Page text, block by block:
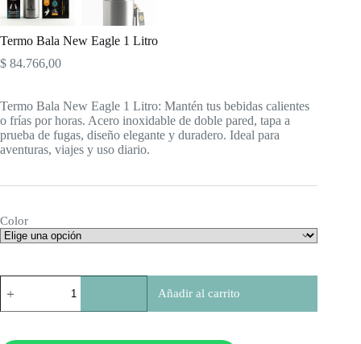
Termo Bala New Eagle 1 Litro
$ 84.766,00
Termo Bala New Eagle 1 Litro: Mantén tus bebidas calientes
o frías por horas. Acero inoxidable de doble pared, tapa a
prueba de fugas, diseño elegante y duradero. Ideal para
aventuras, viajes y uso diario.
Color
Bala
New
Añadir al carrito